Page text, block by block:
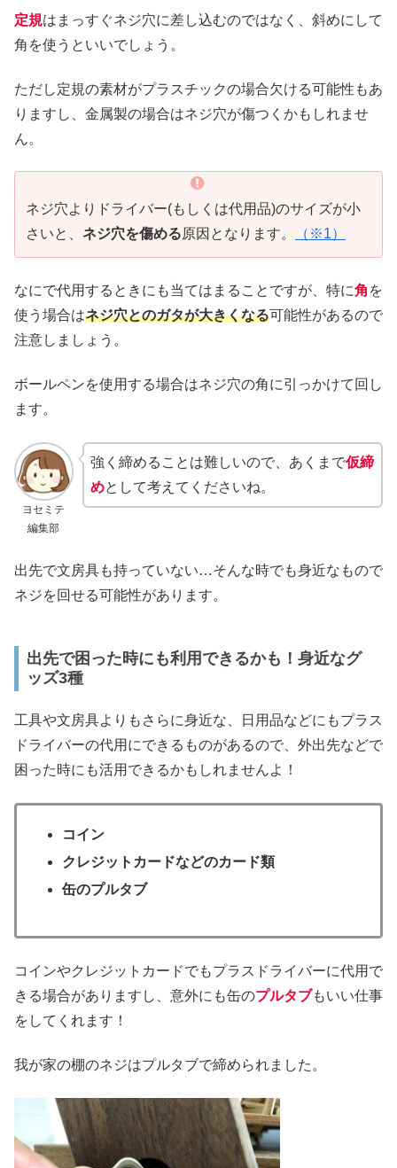
定規はまっすぐネジ穴に差し込むのではなく、斜めにして
角を使うといいでしょう。
ただし定規の素材がプラスチックの場合欠ける可能性もあ
りますし、金属製の場合はネジ穴が傷つくかもしれませ
ん。
ネジ穴よりドライバー(もしくは代用品)のサイズが小
さいと、 ネジ穴を傷める原因となります。 （※1）
なにで代用するときにも当てはまることですが、特に角 を
使う場合はネジ穴とのガタが大きくなる可能性があるので
注意しましょう。
ボールペンを使用する場合はネジ穴の角に引っかけて回し
ます。
ヨセミテ
編集部
強く締めることは難しいので、あくまで仮締
めとして考えてくださいね。
出先で文房具も持っていない…そんな時でも身近なもので
ネジを回せる可能性があります。
出先で困った時にも利用できるかも！身近なグ
ッズ3種
工具や文房具よりもさらに身近な、日用品などにもプラス
ドライバーの代用にできるものがあるので、外出先などで
困った時にも活用できるかもしれませんよ！
コイン
クレジットカードなどのカード類
缶のプルタブ
コインやクレジットカードでもプラスドライバーに代用で
きる場合がありますし、意外にも缶のプルタブもいい仕事
をしてくれます！
我が家の棚のネジはプルタブで締められました。